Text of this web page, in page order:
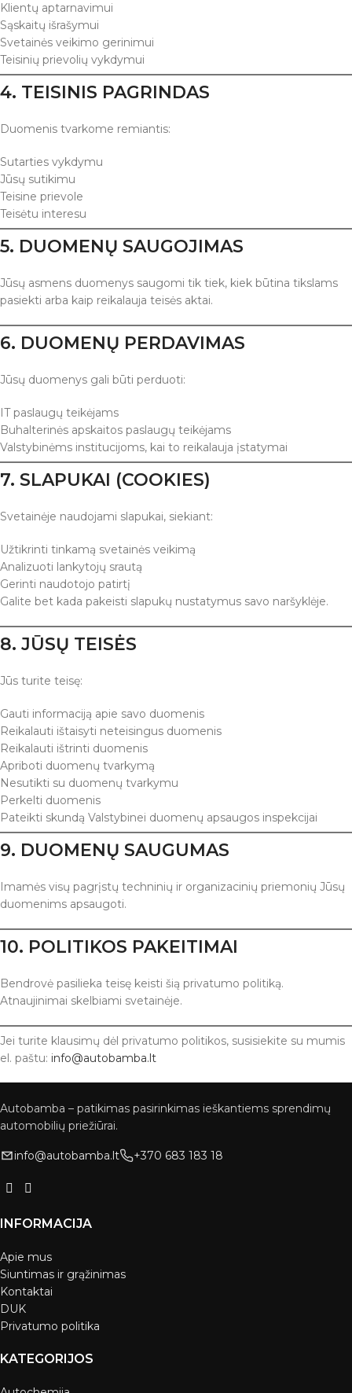
Klientų aptarnavimui
Sąskaitų išrašymui
Svetainės veikimo gerinimui
Teisinių prievolių vykdymui
4. TEISINIS PAGRINDAS
Duomenis tvarkome remiantis:
Sutarties vykdymu
Jūsų sutikimu
Teisine prievole
Teisėtu interesu
5. DUOMENŲ SAUGOJIMAS
Jūsų asmens duomenys saugomi tik tiek, kiek būtina tikslams
pasiekti arba kaip reikalauja teisės aktai.
6. DUOMENŲ PERDAVIMAS
Jūsų duomenys gali būti perduoti:
IT paslaugų teikėjams
Buhalterinės apskaitos paslaugų teikėjams
Valstybinėms institucijoms, kai to reikalauja įstatymai
7. SLAPUKAI (COOKIES)
Svetainėje naudojami slapukai, siekiant:
Užtikrinti tinkamą svetainės veikimą
Analizuoti lankytojų srautą
Gerinti naudotojo patirtį
Galite bet kada pakeisti slapukų nustatymus savo naršyklėje.
8. JŪSŲ TEISĖS
Jūs turite teisę:
Gauti informaciją apie savo duomenis
Reikalauti ištaisyti neteisingus duomenis
Reikalauti ištrinti duomenis
Apriboti duomenų tvarkymą
Nesutikti su duomenų tvarkymu
Perkelti duomenis
Pateikti skundą Valstybinei duomenų apsaugos inspekcijai
9. DUOMENŲ SAUGUMAS
Imamės visų pagrįstų techninių ir organizacinių priemonių Jūsų
duomenims apsaugoti.
10. POLITIKOS PAKEITIMAI
Bendrovė pasilieka teisę keisti šią privatumo politiką.
Atnaujinimai skelbiami svetainėje.
Jei turite klausimų dėl privatumo politikos, susisiekite su mumis
el. paštu: info@autobamba.lt
Autobamba – patikimas pasirinkimas ieškantiems sprendimų
automobilių priežiūrai.
info@autobamba.lt +370 683 183 18
INFORMACIJA
Apie mus
Siuntimas ir grąžinimas
Kontaktai
DUK
Privatumo politika
KATEGORIJOS